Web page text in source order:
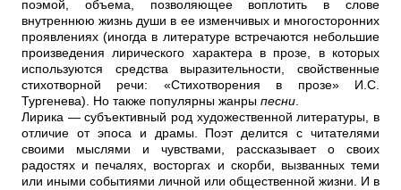
поэмой, объема, позволяющее воплотить в слове
внутреннюю жизнь души в ее изменчивых и многосторонних
проявлениях (иногда в литературе встречаются небольшие
произведения лирического характера в прозе, в которых
используются средства выразительности, свойственные
стихотворной речи: «Стихотворения в прозе» И.С.
Тургенева). Но также популярны жанры песни.
Лирика — субъективный род художественной литературы, в
отличие от эпоса и драмы. Поэт делится с читателями
своими мыслями и чувствами, рассказывает о своих
радостях и печалях, восторгах и скорби, вызванных теми
или иными событиями личной или общественной жизни. И в